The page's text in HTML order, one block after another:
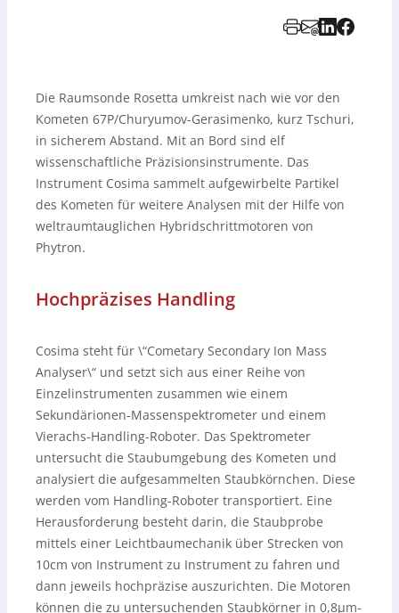
Die Raumsonde Rosetta umkreist nach wie vor den
Kometen 67P/Churyumov-Gerasimenko, kurz Tschuri,
in sicherem Abstand. Mit an Bord sind elf
wissenschaftliche Präzisionsinstrumente. Das
Instrument Cosima sammelt aufgewirbelte Partikel
des Kometen für weitere Analysen mit der Hilfe von
weltraumtauglichen Hybridschrittmotoren von
Phytron.
Hochpräzises Handling
Cosima steht für \“Cometary Secondary Ion Mass
Analyser\“ und setzt sich aus einer Reihe von
Einzelinstrumenten zusammen wie einem
Sekundärionen-Massenspektrometer und einem
Vierachs-Handling-Roboter. Das Spektrometer
untersucht die Staubumgebung des Kometen und
analysiert die aufgesammelten Staubkörnchen. Diese
werden vom Handling-Roboter transportiert. Eine
Herausforderung besteht darin, die Staubprobe
mittels einer Leichtbaumechanik über Strecken von
10cm von Instrument zu Instrument zu fahren und
dann jeweils hochpräzise auszurichten. Die Motoren
können die zu untersuchenden Staubkörner in 0,8µm-